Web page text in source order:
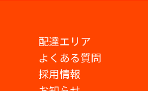
配達エリア
よくある質問
採用情報